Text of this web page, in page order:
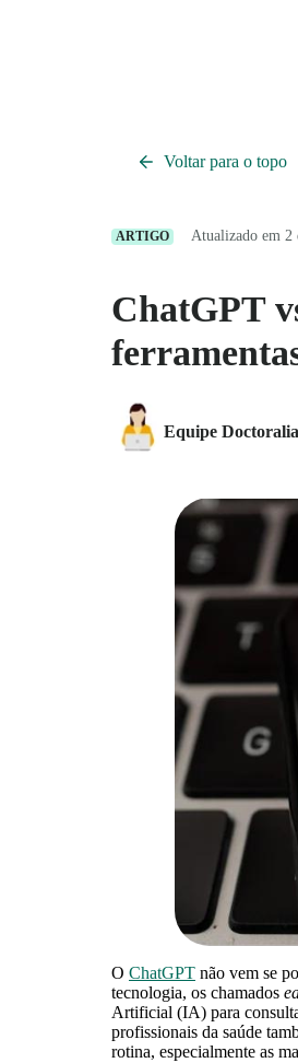
Voltar para o topo
ARTIGO Atualizado em 2
ChatGPT
Equipe Doctoralia
O ChatGPT não vem se
tecnologia, os chamados
Artificial (IA) para
profissionais da saúde
rotina, especialmente as